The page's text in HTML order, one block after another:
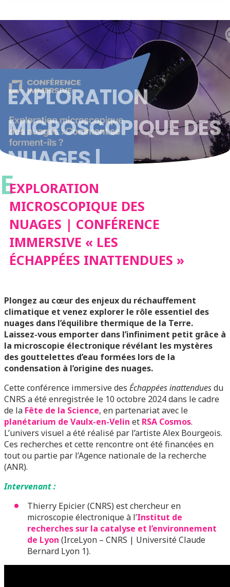
EXPLORATION
MICROSCOPIQUE DES
NUAGES |
CONFÉRENCE
IMMERSIVE « LES
ÉCHAPPÉES
EEXPLORATION
MICROSCOPIQUE DES
NUAGES | CONFÉRENCE
IMMERSIVE « LES
ÉCHAPPÉES INATTENDUES »
Plongez au cœur des enjeux du réchauffement
climatique et venez explorer le rôle essentiel des
nuages dans l’équilibre thermique de la Terre.
Laissez-vous emporter dans l’infiniment petit grâce à
la microscopie électronique révélant les mystères
des gouttelettes d’eau formées lors de la
condensation à l’origine des nuages.
Cette conférence immersive des Échappées inattenduesdu
CNRS a été enregistrée le 10 octobre 2024 dans le cadre
de la Fête de la Science, en partenariat avec le
planétarium de Vaulx-en-Velin et RSA Cosmos.
L’univers visuel a été réalisé par l’artiste Alex Bourgeois.
Ces recherches et cette rencontre ont été financées en
tout ou partie par l’Agence nationale de la recherche
(ANR).
Intervenant :
Thierry Epicier (CNRS) est chercheur en
microscopie électronique à l’Institut de
recherches sur la catalyse et l’environnement
de Lyon (IrceLyon – CNRS | Université Claude
Bernard Lyon 1).